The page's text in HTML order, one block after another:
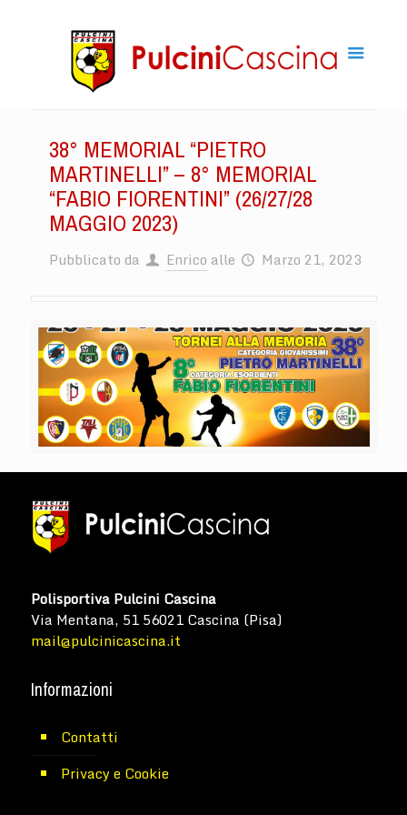
38° MEMORIAL “PIETRO
MARTINELLI” – 8° MEMORIAL
“FABIO FIORENTINI” (26/27/28
MAGGIO 2023)
Pubblicato da Enrico alle Marzo 21, 2023
Polisportiva Pulcini Cascina
Via Mentana, 51 56021 Cascina (Pisa)
mail@pulcinicascina.it
Informazioni
Contatti
Privacy e Cookie